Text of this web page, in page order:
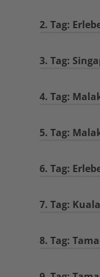
2. Tag:
3. Tag:
4. Tag:
5. Tag:
6. Tag:
7. Tag:
8. Tag: